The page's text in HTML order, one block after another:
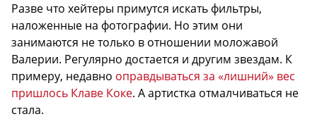
Разве что хейтеры примутся искать фильтры,
наложенные на фотографии. Но этим они
занимаются не только в отношении моложавой
Валерии. Регулярно достается и другим звездам. К
примеру, недавно оправдываться за «лишний» вес
пришлось Клаве Коке. А артистка отмалчиваться не
стала.